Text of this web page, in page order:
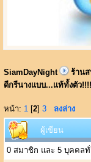
SiamDayNight ร้าน
ดีกรีนางแบบ...แท้ทั้งตัว!!!!
หน้า: 1 [2] 3 ลงล่าง
ผู้เขียน
0 สมาชิก และ 5 บุคคลทั่